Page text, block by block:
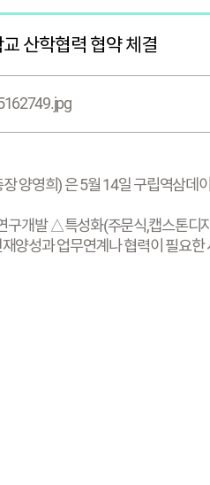
산학협력 협약 체결
양영희) 은 5월 14일 구립역삼데
구개발 △특성화(주문식,캡스톤
양성과 업무연계나 협력이 필요한